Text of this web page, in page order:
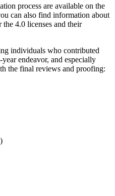
process are available on the
can also find information about
the 4.0 licenses and their
individuals who contributed
endeavor, and especially
the final reviews and proofing: